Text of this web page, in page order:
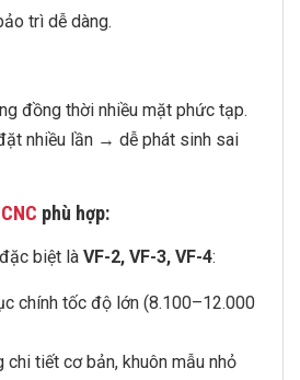
trì dễ dàng.
đồng thời nhiều mặt phức tạp.
nhiều lần → dễ phát sinh sai
phù hợp:
biệt là VF-2, VF-3, VF-4:
chính tốc độ lớn (8.100–12.000
chi tiết cơ bản, khuôn mẫu nhỏ